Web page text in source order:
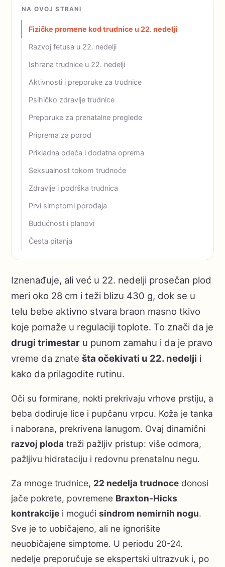
NA OVOJ STRANI
Fizičke promene kod trudnice u 22. nedelji
Razvoj fetusa u 22. nedelji
Ishrana trudnice u 22. nedelji
Aktivnosti i preporuke za trudnice
Psihičko zdravlje trudnice
Preporuke za prenatalne preglede
Priprema za porod
Prikladna odeća i dodatna oprema
Seksualnost tokom trudnoće
Zdravlje i podrška trudnica
Prvi simptomi porođaja
Budućnost i planovi
Česta pitanja
Iznenađuje, ali već u 22. nedelji prosečan plod
meri oko 28 cm i teži blizu 430 g, dok se u
telu bebe aktivno stvara braon masno tkivo
koje pomaže u regulaciji toplote. To znači da je
drugi trimestar u punom zamahu i da je pravo
vreme da znate šta očekivati u 22. nedelji i
kako da prilagodite rutinu.
Oči su formirane, nokti prekrivaju vrhove prstiju, a
beba dodiruje lice i pupčanu vrpcu. Koža je tanka
i naborana, prekrivena lanugom. Ovaj dinamični
razvoj ploda traži pažljiv pristup: više odmora,
pažljivu hidrataciju i redovnu prenatalnu negu.
Za mnoge trudnice, 22 nedelja trudnoce donosi
jače pokrete, povremene Braxton-Hicks
kontrakcije i mogući sindrom nemirnih nogu.
Sve je to uobičajeno, ali ne ignorišite
neuobičajene simptome. U periodu 20-24.
nedelje preporučuje se ekspertski ultrazvuk i, po